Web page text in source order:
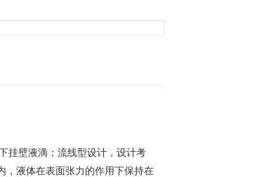
挂壁液滴； 流线型设计， 设计考
，液体在表面张力的作用下保持在